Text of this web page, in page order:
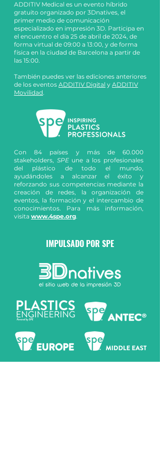
ADDITIV Medical es un evento híbrido
gratuito organizado por 3Dnatives, el
primer medio de comunicación
especializado en impresión 3D. Participa en
el encuentro el día 25 de abril de 2024, de
forma virtual de 09:00 a 13:00, y de forma
física en la ciudad de Barcelona a partir de
las 15:00.
También puedes ver las ediciones anteriores
de los eventos ADDITIV Digital y ADDITIV
Movilidad.
Con 84 países y más de 60.000
stakeholders, SPEune a los profesionales
del plástico de todo el mundo,
ayudándoles a alcanzar el éxito y
reforzando sus competencias mediante la
creación de redes, la organización de
eventos, la formación y el intercambio de
conocimientos. Para más información,
visita www.4spe.org.
IMPULSADO POR SPE